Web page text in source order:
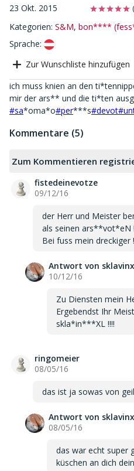
23 Okt. 2015
Kategorien: S&M, bon****
Sprache:
Zur Wunschliste hinzufügen
ich muss knien an den
#sa*oma*o#per***s#devot
Kommentare (5)
Zum Kommentieren
fistedeinevotze
09/12/16
der Herr und Meister
als seinen ars**vot*eN
Bei fuss mein dreckiger
Antwort von
10/12/16
Zu Diensten mein
Ergebendst Ihr
skla*in***XL !!!!
ringomeier
08/05/16
das ist ja sowas von
Antwort von
08/05/16
das war echt super
küschen an dich